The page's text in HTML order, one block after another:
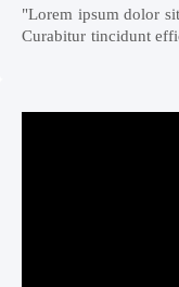
"Lorem ipsum dolor
Curabitur tincidunt